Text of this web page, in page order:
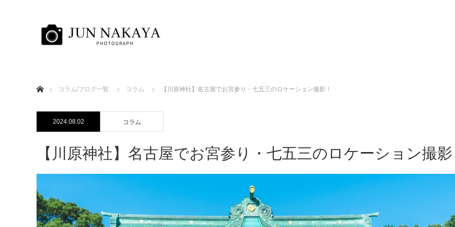
コラム/ブログ一覧
コラム 【川原神社】名古屋でお宮参り・七五三のロケーション撮影！
2024.08.02 コラム
【川原神社】名古屋でお宮参り・七五三のロケーション撮